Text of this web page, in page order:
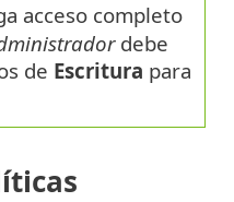
acceso completo
debe
de Escritura para